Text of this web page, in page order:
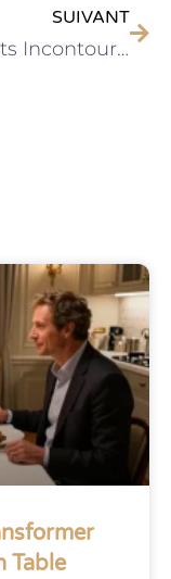
SUIVANT
Les Plats Incontournables de l’Année en Gastronomie
Table